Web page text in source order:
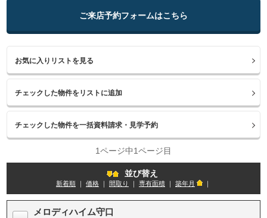
ご来店予約フォームはこちら
お気に入りリストを見る
1ページ中1ページ目
並び替え
新着順 価格 間取り 専有面積 築年月
メロディハイム守口